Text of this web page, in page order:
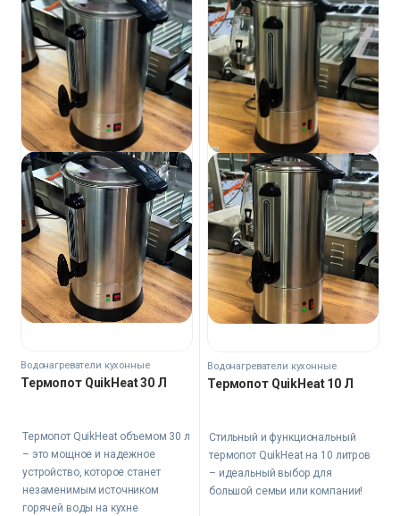
Водонагреватели кухонные
Термопот QuikHeat 30 Л
Термопот QuikHeat объемом 30 л
– это мощное и надежное
устройство, которое станет
незаменимым источником
горячей воды на кухне
Водонагреватели кухонные
Термопот QuikHeat 10 Л
Стильный и функциональный
термопот QuikHeat на 10 литров
– идеальный выбор для
большой семьи или компании!